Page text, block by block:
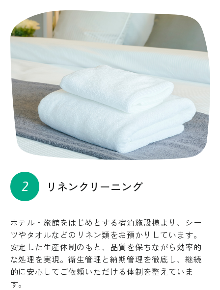
2 リネンクリーニング
ホテル・旅館をはじめとする宿泊施設様より、シー
ツやタオルなどのリネン類をお預かりしています。
安定した生産体制のもと、品質を保ちながら効率的
な処理を実現。衛生管理と納期管理を徹底し、継続
的に安心してご依頼いただける体制を整えていま
す。